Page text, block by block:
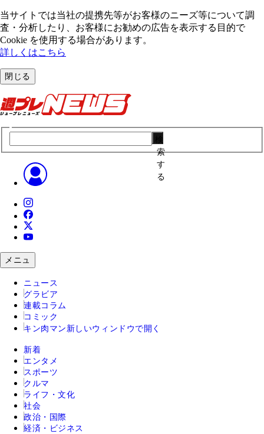
当サイトでは当社の提携先等がお客様のニーズ等について調
査・分析したり、お客様にお勧めの広告を表⽰する⽬的で
Cookie を使⽤する場合があります。
詳しくはこちら
閉じる
索
す
る
メニュ
ニュース
グラビア
連載コラム
コミック
キン肉マン 新しいウィンドウで開く
新着
エンタメ
スポーツ
クルマ
ライフ・文化
社会
政治・国際
経済・ビジネス